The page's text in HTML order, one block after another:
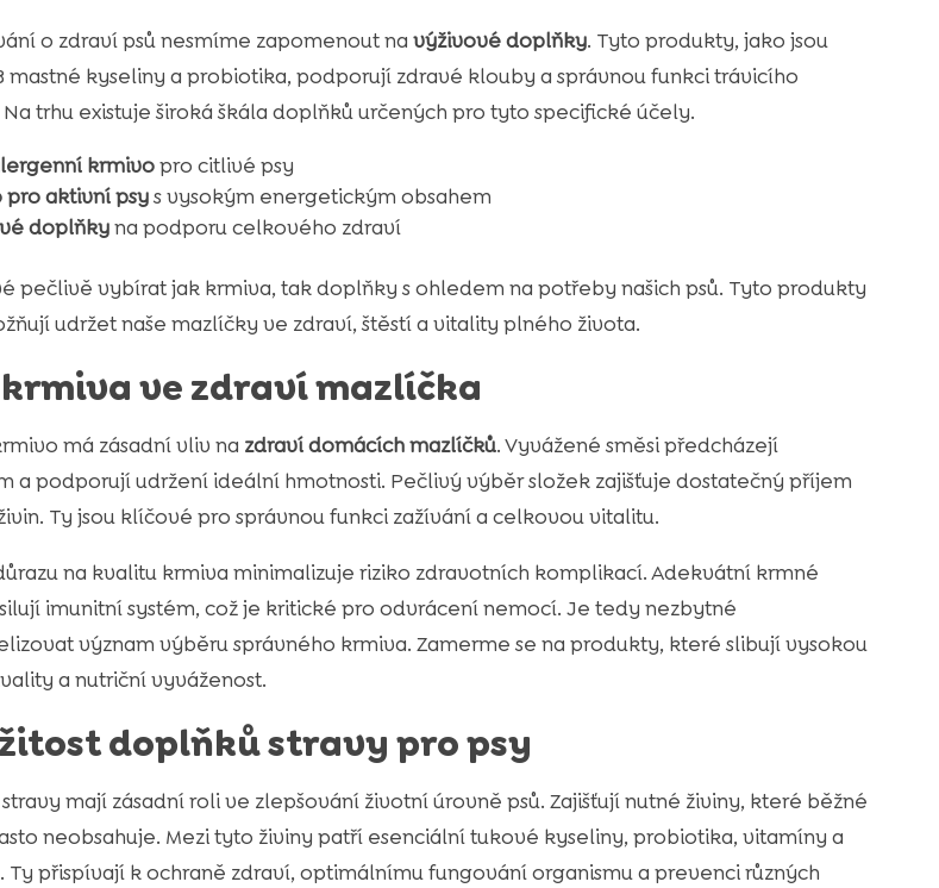
o zdraví psů nesmíme zapomenout na výživové doplňky. Tyto produkty, jako jsou
mastné kyseliny a probiotika, podporují zdravé klouby a správnou funkci trávicího
Na trhu existuje široká škála doplňků určených pro tyto specifické účely.
krmivopro citlivé psy
pro aktivní psys vysokým energetickým obsahem
doplňkyna podporu celkového zdraví
pečlivě vybírat jak krmiva, tak doplňky s ohledem na potřeby našich psů. Tyto produkty
udržet naše mazlíčky ve zdraví, štěstí a vitality plného života.
krmiva ve zdraví mazlíčka
má zásadní vliv na zdraví domácích mazlíčků. Vyvážené směsi předcházejí
a podporují udržení ideální hmotnosti. Pečlivý výběr složek zajišťuje dostatečný příjem
Ty jsou klíčové pro správnou funkci zažívání a celkovou vitalitu.
na kvalitu krmiva minimalizuje riziko zdravotních komplikací. Adekvátní krmné
imunitní systém, což je kritické pro odvrácení nemocí. Je tedy nezbytné
význam výběru správného krmiva. Zamerme se na produkty, které slibují vysokou
a nutriční vyváženost.
doplňků stravy pro psy
mají zásadní roli ve zlepšování životní úrovně psů. Zajišťují nutné živiny, které běžné
neobsahuje. Mezi tyto živiny patří esenciální tukové kyseliny, probiotika, vitamíny a
Ty přispívají k ochraně zdraví, optimálnímu fungování organismu a prevenci různých